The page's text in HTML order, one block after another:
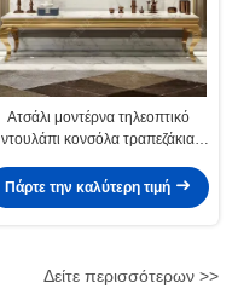
Ατσάλι μοντέρνα τηλεοπτικό
ντουλάπι κονσόλα τραπεζάκια
Πάρτε την καλύτερη τιμή
Δείτε περισσότερων >>